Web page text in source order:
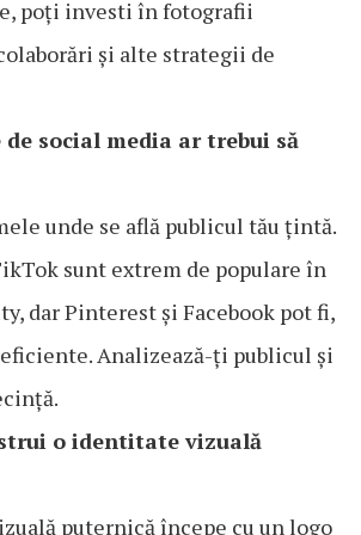
poți investi în fotografii
și alte strategii de
social media ar trebui să
unde se află publicul tău țintă.
sunt extrem de populare în
dar Pinterest și Facebook pot fi,
eficiente. Analizează-ți publicul și
o identitate vizuală
puternică începe cu un logo